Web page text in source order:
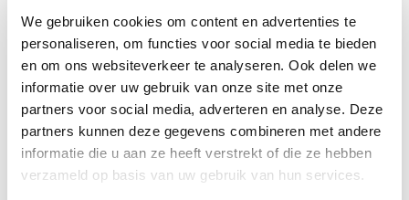
We gebruiken cookies om content en advertenties te
personaliseren, om functies voor social media te bieden
en om ons websiteverkeer te analyseren. Ook delen we
informatie over uw gebruik van onze site met onze
partners voor social media, adverteren en analyse. Deze
partners kunnen deze gegevens combineren met andere
informatie die u aan ze heeft verstrekt of die ze hebben
verzameld op basis van uw gebruik van hun services.
Voor aanmelden op de nieuwsbrief:klik
hier.
Voor het toevoegen van een evenement
in onze agenda:klik hier.
Voor het afsluiten (en opzeggen) van
abonnementen:klik hier.